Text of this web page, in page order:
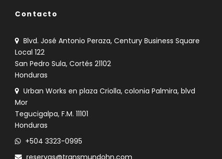
Contacto
Blvd. José Antonio Peraza, Century Business Square
Local 122
San Pedro Sula, Cortés 21102
Honduras
Urban Works en plaza Criolla, colonia Palmira, blvd
Mor
Tegucigalpa, F.M. 11101
Honduras
+504 3323-0995
reservas@transmundohn.com